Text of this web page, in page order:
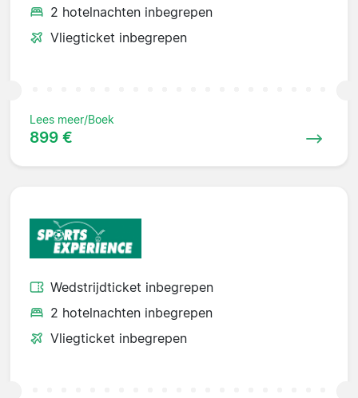
2 hotelnachten inbegrepen
Vliegticket inbegrepen
Lees meer/Boek
899 €
Wedstrijdticket inbegrepen
2 hotelnachten inbegrepen
Vliegticket inbegrepen